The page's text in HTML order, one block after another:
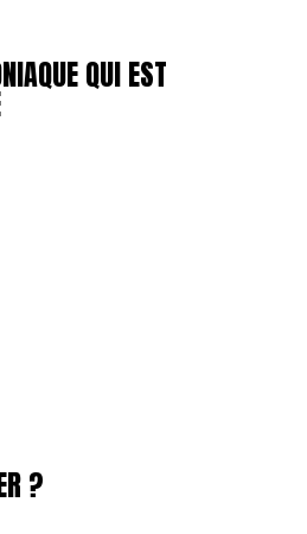
QUI EST
?